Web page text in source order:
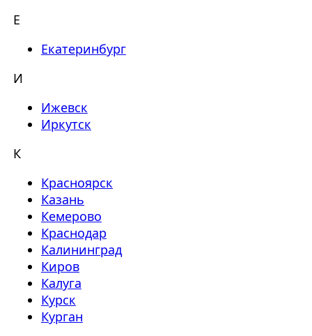
Е
Екатеринбург
И
Ижевск
Иркутск
К
Красноярск
Казань
Кемерово
Краснодар
Калининград
Киров
Калуга
Курск
Курган